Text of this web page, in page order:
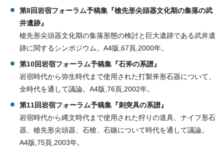
第8回岩宿フォーラム予稿集『槍先形尖頭器文化期の集落の武
井遺跡』
槍先形尖頭器文化期の集落形態の検討と巨大遺跡である武井遺
跡に関するシンポジウム。A4版,67頁,2000年。
第10回岩宿フォーラム予稿集『石斧の系譜』
岩宿時代から弥生時代まで使用された打製斧形石器について、
全時代を通して議論。A4版,76頁,2002年。
第11回岩宿フォーラム予稿集『刺突具の系譜』
岩宿時代から縄文時代まで使用された狩りの道具、ナイフ形石
器、槍先形尖頭器、石槍、石鏃について時代を通して議論。
A4版,75頁,2003年。